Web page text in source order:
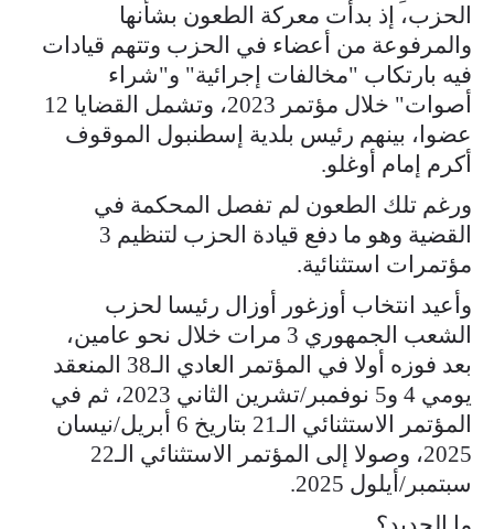
الحزب، إذ بدأت معركة الطعون بشأنها
والمرفوعة من أعضاء في الحزب وتتهم قيادات
فيه بارتكاب "مخالفات إجرائية" و"شراء
أصوات" خلال مؤتمر 2023، وتشمل القضايا 12
عضوا، بينهم رئيس بلدية إسطنبول الموقوف
أكرم إمام أوغلو.
ورغم تلك الطعون لم تفصل المحكمة في
القضية وهو ما دفع قيادة الحزب لتنظيم 3
مؤتمرات استثنائية.
وأعيد انتخاب أوزغور أوزال رئيسا لحزب
الشعب الجمهوري 3 مرات خلال نحو عامين،
بعد فوزه أولا في المؤتمر العادي الـ38 المنعقد
يومي 4 و5 نوفمبر/تشرين الثاني 2023، ثم في
المؤتمر الاستثنائي الـ21 بتاريخ 6 أبريل/نيسان
2025، وصولا إلى المؤتمر الاستثنائي الـ22
سبتمبر/أيلول 2025.
ما الجديد؟